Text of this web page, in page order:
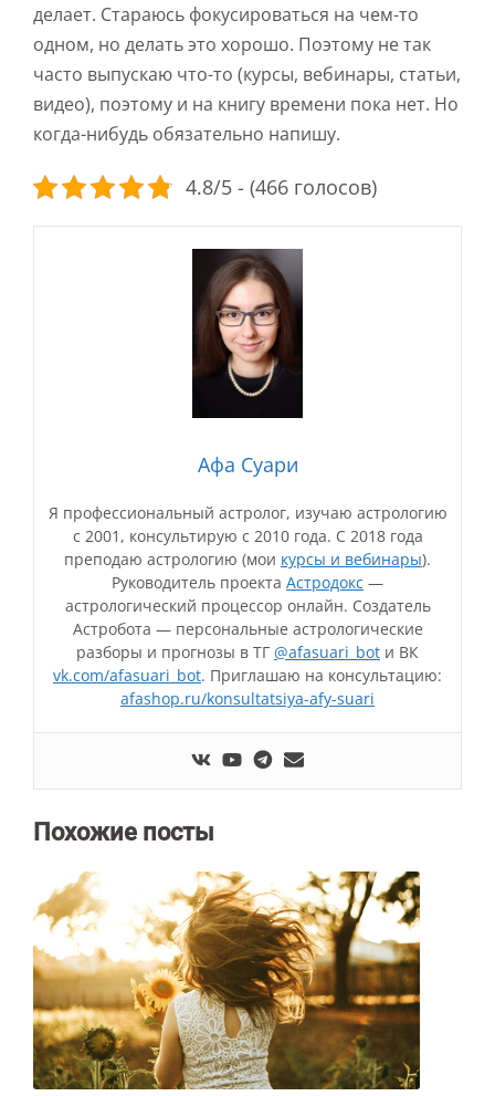
делает. Стараюсь фокусироваться на чем-то
одном, но делать это хорошо. Поэтому не так
часто выпускаю что-то (курсы, вебинары, статьи,
видео), поэтому и на книгу времени пока нет. Но
когда-нибудь обязательно напишу.
4.8/5 - (466 голосов)
Афа Суари
Я профессиональный астролог, изучаю астрологию
с 2001, консультирую с 2010 года. С 2018 года
преподаю астрологию (мои курсы и вебинары).
Руководитель проекта Астродокс —
астрологический процессор онлайн. Создатель
Астробота — персональные астрологические
разборы и прогнозы в ТГ @afasuari_bot и ВК
vk.com/afasuari_bot. Приглашаю на консультацию:
afashop.ru/konsultatsiya-afy-suari
Похожие посты